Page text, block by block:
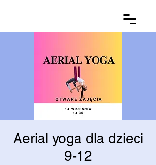
Aerial yoga dla dzieci
9-12